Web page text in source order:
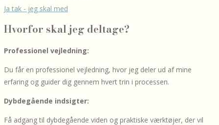
Ja tak - jeg skal med
Hvorfor skal jeg deltage?
Professionel vejledning:
Du får en professionel vejledning, hvor jeg deler ud af mine
erfaring og guider dig gennem hvert trin i processen.
Dybdegående indsigter:
Få adgang til dybdegående viden og praktiske værktøjer, der vil